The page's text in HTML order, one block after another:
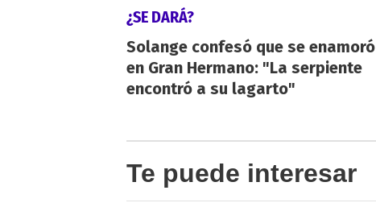
¿SE DARÁ?
Solange confesó que se enamoró
en Gran Hermano: "La serpiente
encontró a su lagarto"
Te puede interesar